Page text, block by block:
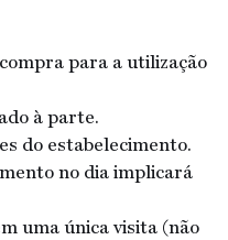
para a utilização
à parte.
do estabelecimento.
no dia implicará
uma única visita (não